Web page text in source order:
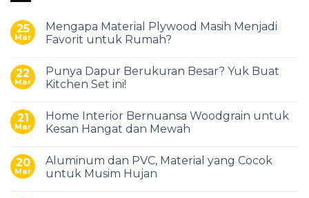
25
Mar
Mengapa Material Plywood Masih Menjadi
Favorit untuk Rumah?
22
Mar
Punya Dapur Berukuran Besar? Yuk Buat
Kitchen Set ini!
21
Mar
Home Interior Bernuansa Woodgrain untuk
Kesan Hangat dan Mewah
20
Mar
Aluminum dan PVC, Material yang Cocok
untuk Musim Hujan